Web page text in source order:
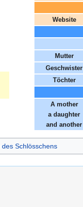
Website
Mutter
Geschwister
Töchter
A mother
a daughter
and another
des Schlösschens